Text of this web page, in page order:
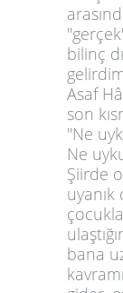
bilinç
Asaf
son
''Ne
Ne
Şiirde
bana